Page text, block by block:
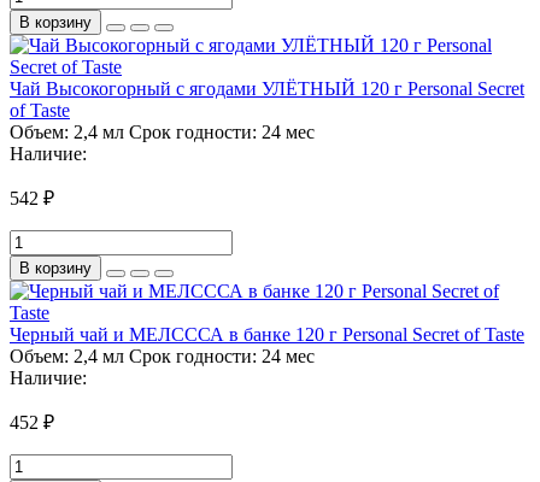
В корзину
Чай Высокогорный с ягодами УЛЁТНЫЙ 120 г Personal Secret
of Taste
Объем: 2,4 мл Срок годности: 24 мес
Наличие:
542 ₽
В корзину
Черный чай и МЕЛСССА в банке 120 г Personal Secret of Taste
Объем: 2,4 мл Срок годности: 24 мес
Наличие:
452 ₽